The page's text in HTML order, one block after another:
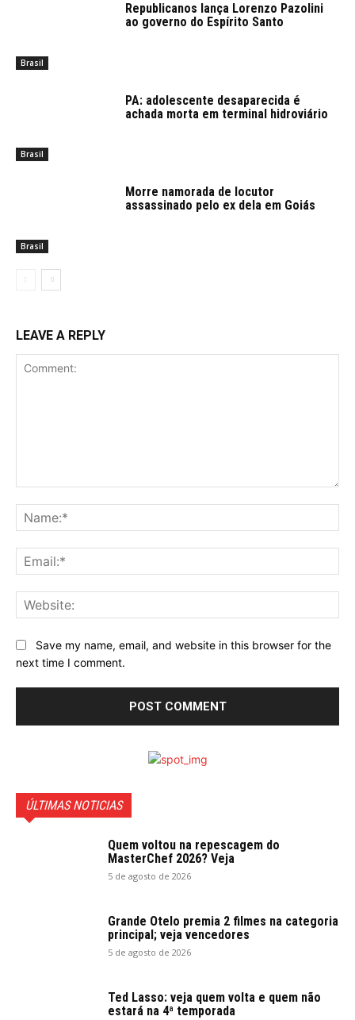
Brasil
Republicanos lança Lorenzo Pazolini
ao governo do Espírito Santo
Brasil
PA: adolescente desaparecida é
achada morta em terminal hidroviário
Brasil
Morre namorada de locutor
assassinado pelo ex dela em Goiás
LEAVE A REPLY
Save my name, email, and website in this browser for the
next time I comment.
ÚLTIMAS NOTICIAS
Quem voltou na repescagem do
MasterChef 2026? Veja
5 de agosto de 2026
Grande Otelo premia 2 filmes na categoria
principal; veja vencedores
5 de agosto de 2026
Ted Lasso: veja quem volta e quem não
estará na 4ª temporada